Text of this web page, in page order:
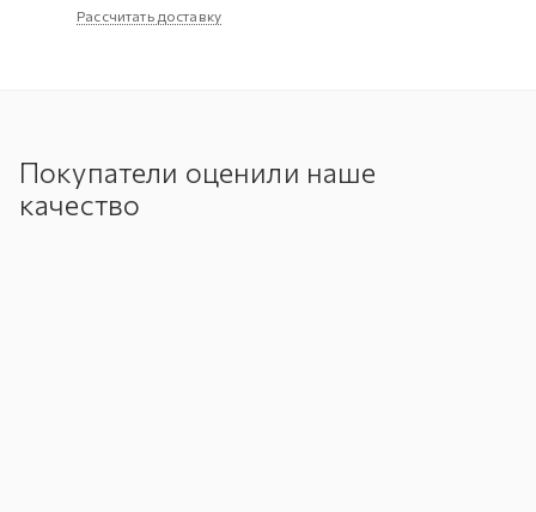
Рассчитать доставку
Покупатели оценили наше
качество